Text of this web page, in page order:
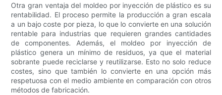
Otra gran ventaja del moldeo por inyección de plástico es su
rentabilidad. El proceso permite la producción a gran escala
a un bajo coste por pieza, lo que lo convierte en una solución
rentable para industrias que requieren grandes cantidades
de componentes. Además, el moldeo por inyección de
plástico genera un mínimo de residuos, ya que el material
sobrante puede reciclarse y reutilizarse. Esto no solo reduce
costes, sino que también lo convierte en una opción más
respetuosa con el medio ambiente en comparación con otros
métodos de fabricación.